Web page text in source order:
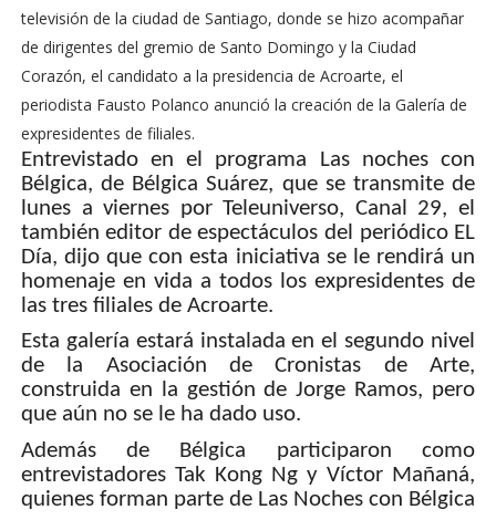
televisión de la ciudad de Santiago, donde se hizo acompañar
de dirigentes del gremio de Santo Domingo y la Ciudad
Corazón, el candidato a la presidencia de Acroarte, el
periodista Fausto Polanco anunció la creación de la Galería de
expresidentes de filiales.
Entrevistado en el programa Las noches con
Bélgica, de Bélgica Suárez, que se transmite de
lunes a viernes por Teleuniverso, Canal 29, el
también editor de espectáculos del periódico EL
Día, dijo que con esta iniciativa se le rendirá un
homenaje en vida a todos los expresidentes de
las tres filiales de Acroarte.
Esta galería estará instalada en el segundo nivel
de la Asociación de Cronistas de Arte,
construida en la gestión de Jorge Ramos, pero
que aún no se le ha dado uso.
Además de Bélgica participaron como
entrevistadores Tak Kong Ng y Víctor Mañaná,
quienes forman parte de Las Noches con Bélgica